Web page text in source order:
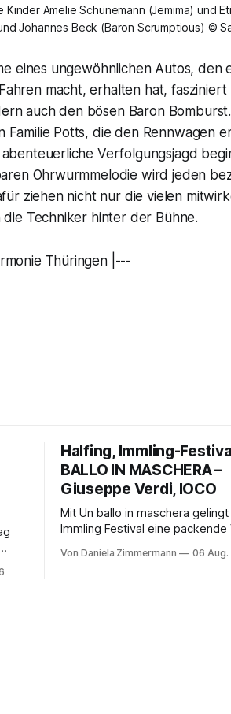
Amelie Schünemann (Jemima) und
Johannes Beck (Baron Scrumptious) ©
eines ungewöhnlichen Autos, den
macht, erhalten hat,
auch den bösen Baron
Potts, die den Rennwagen
Verfolgungsjagd
Ohrwurmmelodie wird jeden
ziehen nicht nur die vielen
Techniker hinter der Bühne.
Thüringen |---
Halfing, Immling-
BALLO IN MASCHERA –
Giuseppe Verdi, IOCO
Mit Un ballo in maschera
Immling Festival eine packende
Wirklichkeit. Verena von
Von Daniela Zimmermann 06 Aug.